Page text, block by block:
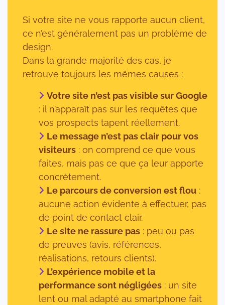
Si votre site ne vous rapporte aucun client,
ce n’est généralement pas un problème de
design.
Dans la grande majorité des cas, je
retrouve toujours les mêmes causes :
Votre site n’est pas visible sur Google
: il n’apparaît pas sur les requêtes que
vos prospects tapent réellement.
Le message n’est pas clair pour vos
visiteurs : on comprend ce que vous
faites, mais pas ce que ça leur apporte
concrètement.
Le parcours de conversion est flou :
aucune action évidente à effectuer, pas
de point de contact clair.
Le site ne rassure pas : peu ou pas
de preuves (avis, références,
réalisations, retours clients).
L’expérience mobile et la
performance sont négligées : un site
lent ou mal adapté au smartphone fait